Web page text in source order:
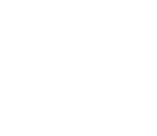
请查看基本要求和行为。
价同步和字段权限，可确
制，以确保您的报价和订单
细节有助于您优化性能，并
时。